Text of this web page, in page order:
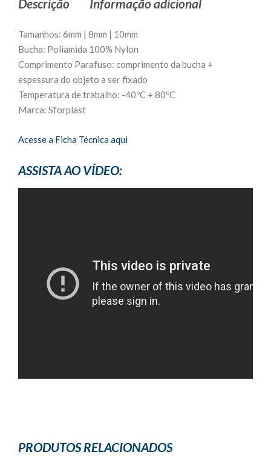
Descrição Informação adicional
Tamanhos: 6mm | 8mm | 10mm
Bucha: Poliamida 100% Nylon
Comprimento Parafuso: comprimento da bucha +
espessura do objeto a ser fixado
Temperatura de trabalho: -40ºC + 80ºC
Marca: Sforplast
Acesse a Ficha Técnica aqui
ASSISTA AO VÍDEO:
PRODUTOS RELACIONADOS